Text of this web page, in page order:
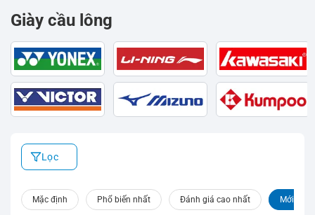
Giày cầu lông
Lọc
Mặc định Phổ biến nhất Đánh giá cao nhất Mới nhất